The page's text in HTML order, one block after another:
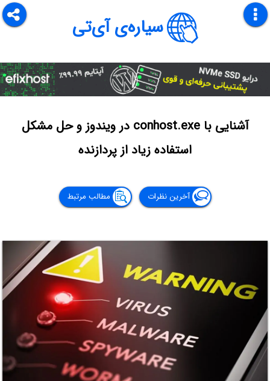
سیاره‌ی آی‌تی
آشنایی با conhost.exe در ویندوز و حل مشکل
استفاده زیاد از پردازنده
آخرین نظرات مطالب مرتبط